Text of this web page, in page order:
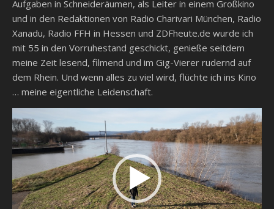
Aufgaben in Schneideräumen, als Leiter in einem Großkino
und in den Redaktionen von Radio Charivari München, Radio
Xanadu, Radio FFH in Hessen und ZDFheute.de wurde ich
mit 55 in den Vorruhestand geschickt, genieße seitdem
meine Zeit lesend, filmend und im Gig-Vierer rudernd auf
dem Rhein. Und wenn alles zu viel wird, flüchte ich ins Kino
… meine eigentliche Leidenschaft.
Video-
Player